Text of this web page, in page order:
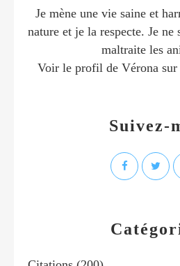
Suivez-
Je mène une vie saine et
nature et je la respecte. Je ne
maltraite les
Voir le profil de Vérona